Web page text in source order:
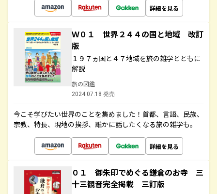
詳細を見る
Ｗ０１ 世界２４４の国と地域 改訂
版
１９７ヵ国と４７地域を旅の雑学とともに
解説
旅の図鑑
2024.07.18 発売
今こそ学びたい世界のことを集めました！首都、言語、民族、
宗教、特長、現地の挨拶、誰かに話したくなる旅の雑学も。
詳細を見る
０１ 御朱印でめぐる鎌倉のお寺 三
十三観音完全掲載 三訂版